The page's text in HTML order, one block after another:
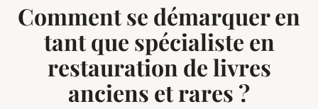
Comment se démarquer en
tant que spécialiste en
restauration de livres
anciens et rares ?